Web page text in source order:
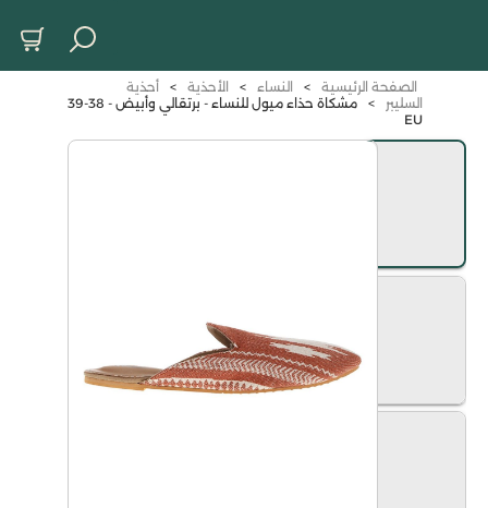
الصفحة الرئيسية > النساء > الأحذية >
أحذية
السليبر
>
مشكاة حذاء ميول للنساء - برتقالي وأبيض - 38-39
EU